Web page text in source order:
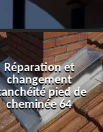
Réparation et
changement
pied de
cheminée 64